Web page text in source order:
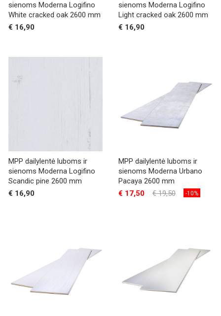
sienoms Moderna Logifino
White cracked oak 2600 mm
€ 16,90
sienoms Moderna Logifino
Light cracked oak 2600 mm
€ 16,90
MPP dailylentė luboms ir
sienoms Moderna Logifino
Scandic pine 2600 mm
€ 16,90
MPP dailylentė luboms ir
sienoms Moderna Urbano
Pacaya 2600 mm
€ 17,50
€ 19,50 -10%